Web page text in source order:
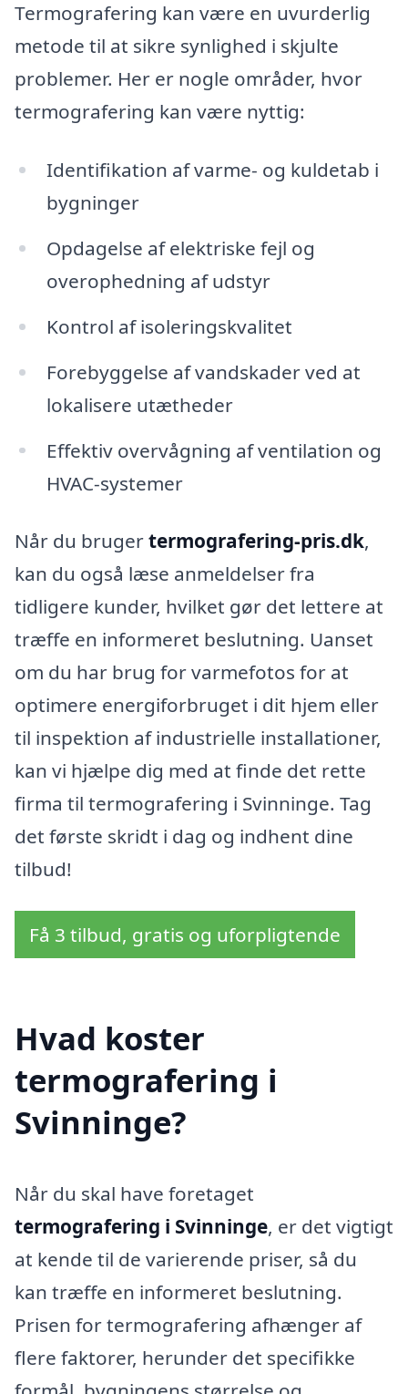
Termografering kan være en uvurderlig
metode til at sikre synlighed i skjulte
problemer. Her er nogle områder, hvor
termografering kan være nyttig:
Identifikation af varme- og kuldetab i
bygninger
Opdagelse af elektriske fejl og
overophedning af udstyr
Kontrol af isoleringskvalitet
Forebyggelse af vandskader ved at
lokalisere utætheder
Effektiv overvågning af ventilation og
HVAC-systemer
Når du brugertermografering-pris.dk,
kan du også læse anmeldelser fra
tidligere kunder, hvilket gør det lettere at
træffe en informeret beslutning. Uanset
om du har brug for varmefotos for at
optimere energiforbruget i dit hjem eller
til inspektion af industrielle installationer,
kan vi hjælpe dig med at finde det rette
firma til termografering i Svinninge. Tag
det første skridt i dag og indhent dine
tilbud!
Få 3 tilbud, gratis og uforpligtende
Hvad koster
termografering i
Svinninge?
Når du skal have foretaget
termografering i Svinninge, er det vigtigt
at kende til de varierende priser, så du
kan træffe en informeret beslutning.
Prisen for termografering afhænger af
flere faktorer, herunder det specifikke